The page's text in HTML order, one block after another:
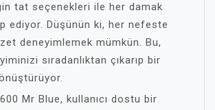
tat seçenekleri ile her damak
ediyor. Düşünün ki, her nefeste
deneyimlemek mümkün. Bu,
sıradanlıktan çıkarıp bir
Mr Blue, kullanıcı dostu bir